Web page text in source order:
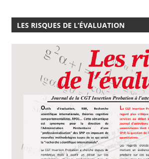
LES RISQUES DE L’ÉVALUATION